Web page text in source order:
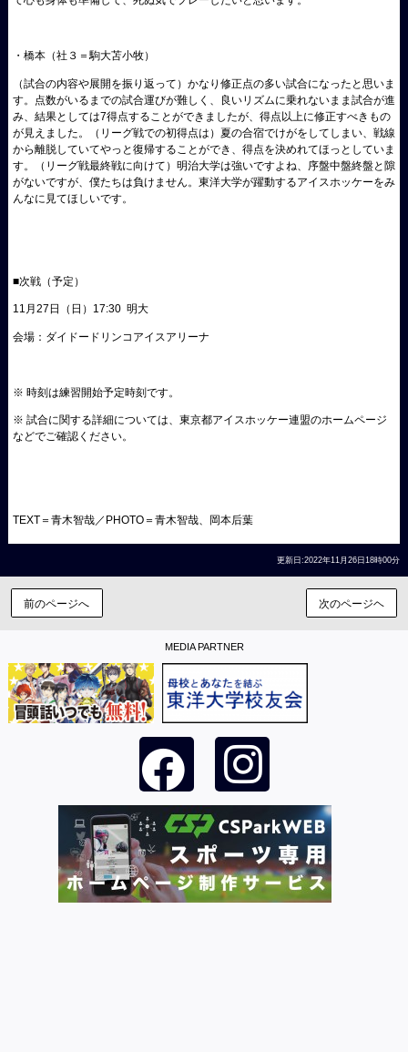
・橋本（社３＝駒大苫小牧）
（試合の内容や展開を振り返って）かなり修正点の多い試合になったと思いま
す。点数がいるまでの試合運びが難しく、良いリズムに乗れないまま試合が進
み、結果としては7得点することができましたが、得点以上に修正すべきもの
が見 えました。（リーグ戦での初得点は）夏の合宿でけがをしてしまい、戦線
から離脱していてやっと復帰することができ、得点を決めれてほっとしていま
す。（リーグ戦最終戦に向けて）明治大学は強いですよね、序盤中盤終盤と隙
がないですが、僕たちは負けません。東洋大学が躍動するアイスホッケーをみ
んなに見てほしいです。
■次戦（予定）
11月27日（日）17:30 明大
会場：ダイドードリンコアイスアリーナ
※ 時刻は練習開始予定時刻です。
※ 試合に関する詳細については、東京都アイスホッケー連盟のホームページ
などでご確認ください。
TEXT＝青木智哉／PHOTO＝青木智哉、岡本后葉
更新日:2022年11月26日18時00分
前のページへ 次のページヘ
MEDIA PARTNER